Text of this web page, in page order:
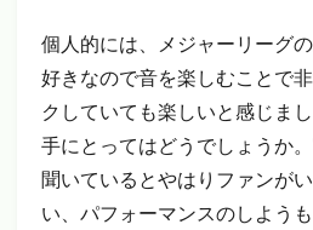
個人的には、メジャーリーグ
好きなので音を楽しむことで
クしていても楽しいと感じま
手にとってはどうでしょうか
聞いているとやはりファンが
い、パフォーマンスのしよう